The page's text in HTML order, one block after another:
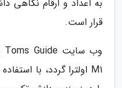
به اعداد و ارقام نگاهی
قرار است.